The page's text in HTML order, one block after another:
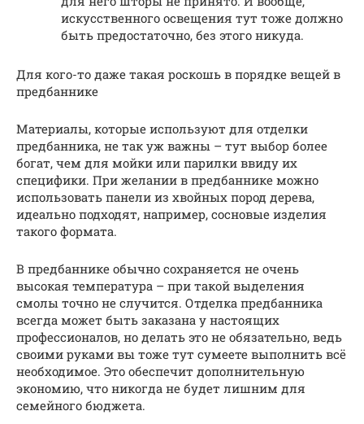
искусственного освещения тут тоже должно
быть предостаточно, без этого никуда.
Для кого-то даже такая роскошь в порядке вещей в
предбаннике
Материалы, которые используют для отделки
предбанника, не так уж важны – тут выбор более
богат, чем для мойки или парилки ввиду их
специфики. При желании в предбаннике можно
использовать панели из хвойных пород дерева,
идеально подходят, например, сосновые изделия
такого формата.
В предбаннике обычно сохраняется не очень
высокая температура – при такой выделения
смолы точно не случится. Отделка предбанника
всегда может быть заказана у настоящих
профессионалов, но делать это не обязательно, ведь
своими руками вы тоже тут сумеете выполнить всё
необходимое. Это обеспечит дополнительную
экономию, что никогда не будет лишним для
семейного бюджета.